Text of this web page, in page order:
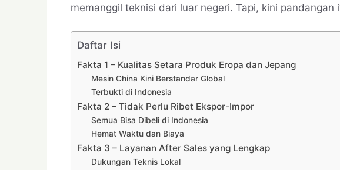
memanggil teknisi dari luar negeri. Tapi, kini
Daftar Isi
Fakta 1 – Kualitas Setara Produk Eropa dan Jepang
Mesin China Kini Berstandar Global
Terbukti di Indonesia
Fakta 2 – Tidak Perlu Ribet Ekspor-Impor
Semua Bisa Dibeli di Indonesia
Hemat Waktu dan Biaya
Fakta 3 – Layanan After Sales yang Lengkap
Dukungan Teknis Lokal